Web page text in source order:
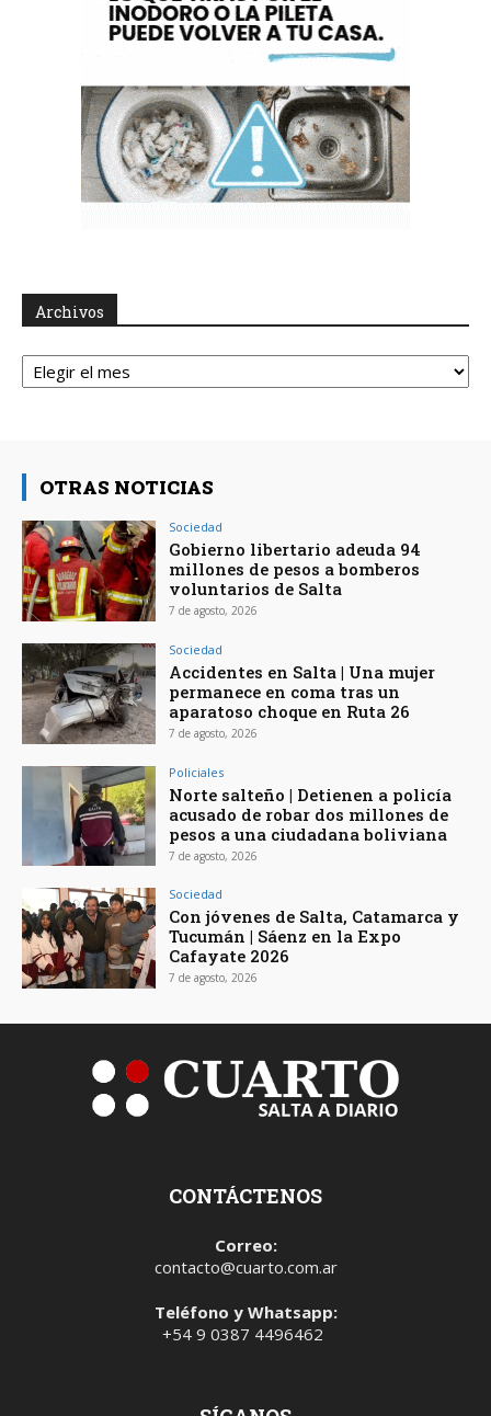
Archivos
Archivos
OTRAS NOTICIAS
Sociedad
Gobierno libertario adeuda 94
millones de pesos a bomberos
voluntarios de Salta
7 de agosto, 2026
Sociedad
Accidentes en Salta | Una mujer
permanece en coma tras un
aparatoso choque en Ruta 26
7 de agosto, 2026
Policiales
Norte salteño | Detienen a policía
acusado de robar dos millones de
pesos a una ciudadana boliviana
7 de agosto, 2026
Sociedad
Con jóvenes de Salta, Catamarca y
Tucumán | Sáenz en la Expo
Cafayate 2026
7 de agosto, 2026
CONTÁCTENOS
Correo:
contacto@cuarto.com.ar
Teléfono y Whatsapp:
+54 9 0387 4496462